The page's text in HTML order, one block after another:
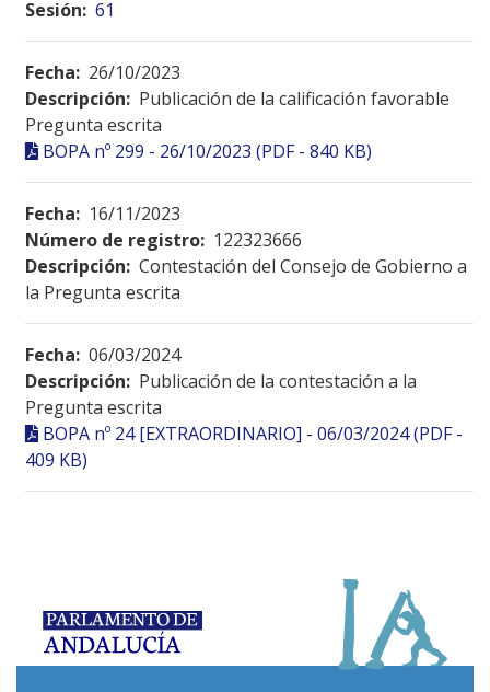
Sesión: 61
Fecha: 26/10/2023
Descripción: Publicación de la calificación favorable
Pregunta escrita
BOPA nº 299 - 26/10/2023 (PDF - 840 KB)
Fecha: 16/11/2023
Número de registro: 122323666
Descripción: Contestación del Consejo de Gobierno a
la Pregunta escrita
Fecha: 06/03/2024
Descripción: Publicación de la contestación a la
Pregunta escrita
BOPA nº 24 [EXTRAORDINARIO] - 06/03/2024 (PDF -
409 KB)